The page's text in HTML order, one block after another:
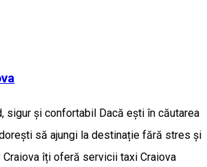
sigur și confortabil Dacă ești în căutarea
să ajungi la destinație fără stres și
Craiova îți oferă servicii taxi Craiova